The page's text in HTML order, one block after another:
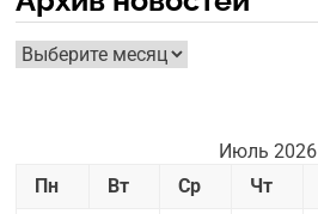
Архив
новостей
Июль 2026
Пн
Вт Ср Чт